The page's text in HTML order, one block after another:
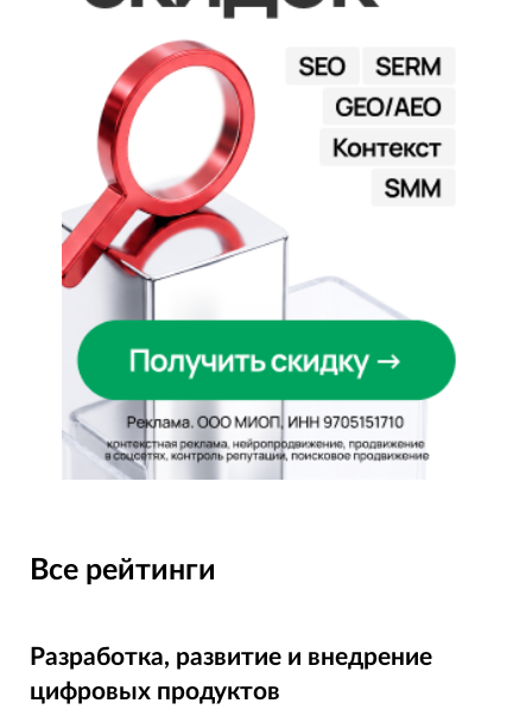
Все рейтинги
Разработка, развитие и внедрение
цифровых продуктов